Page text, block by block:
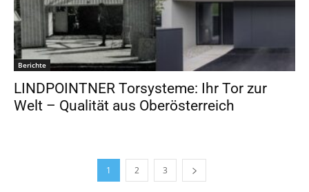
Berichte
LINDPOINTNER Torsysteme: Ihr Tor zur
Welt – Qualität aus Oberösterreich
1 2 3